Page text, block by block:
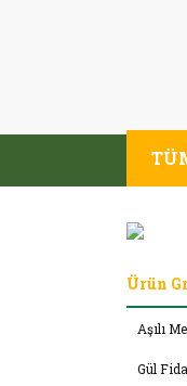
Ürün
Aşılı
Gül